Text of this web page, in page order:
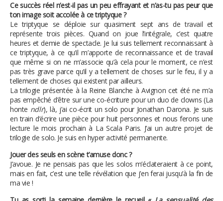
Ce succès réel n’est-il pas un peu effrayant et n’as-tu pas peur que
ton image soit accolée à ce triptyque ?
Le triptyque se déploie sur quasiment sept ans de travail et
représente trois pièces. Quand on joue l’intégrale, c’est quatre
heures et demie de spectacle. Je lui suis tellement reconnaissant à
ce triptyque, à ce qu’il m’apporte de reconnaissance et de travail
que même si on ne m’associe qu’à cela pour le moment, ce n’est
pas très grave parce qu’il y a tellement de choses sur le feu, il y a
tellement de choses qui existent par ailleurs.
La trilogie présentée à la Reine Blanche à Avignon cet été ne m’a
pas empêché d’être sur une co-écriture pour un duo de clowns (La
honte ndlr), là, j’ai co-écrit un solo pour Jonathan Darona. Je suis
en train d’écrire une pièce pour huit personnes et nous ferons une
lecture le mois prochain à La Scala Paris. J’ai un autre projet de
trilogie de solo. Je suis en hyper activité permanente.
Jouer des seuls en scène t’amuse donc ?
J’avoue. Je ne pensais pas que les solos m’éclateraient à ce point,
mais en fait, c’est une telle révélation que j’en ferai jusqu’à la fin de
ma vie !